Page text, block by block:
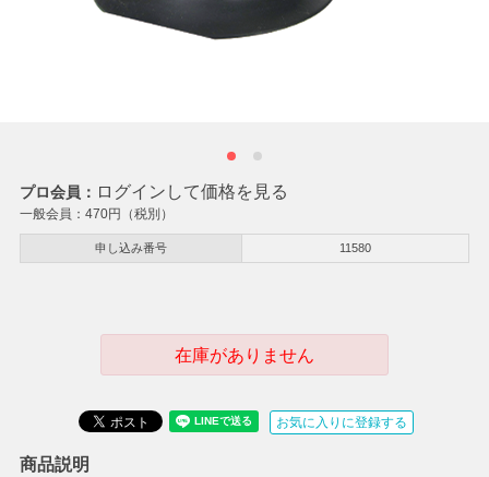
プロ会員： ログインして価格を見る
一般会員： 470円（税別）
申し込み番号 11580
在庫がありません
お気に入りに登録する
商品説明